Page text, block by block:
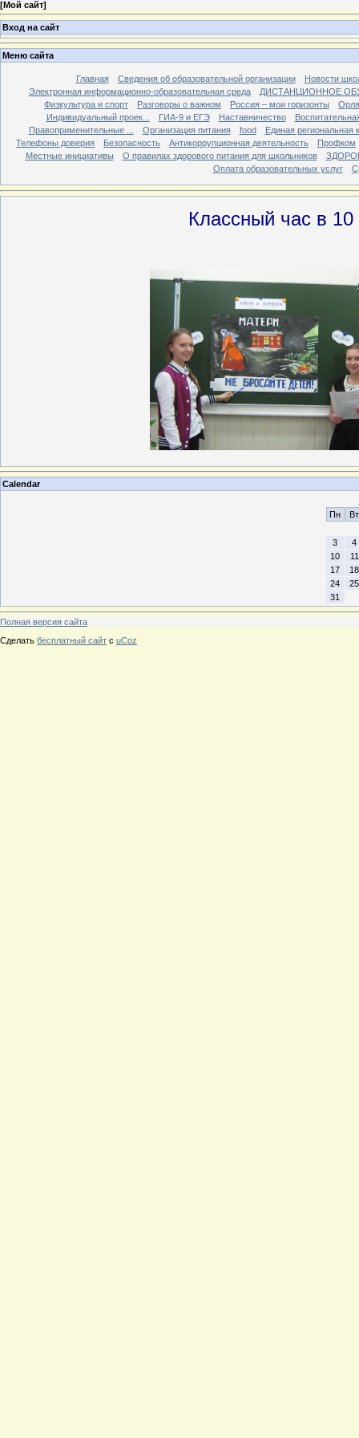
[Мой сайт]
Вход на сайт
Меню сайта
Главная Сведения об образовательной организации
Новости
Электронная информационно-образовательная среда
ДИСТАНЦИОННОЕ
Физкультура и спорт
Разговоры о важном Россия – мои горизонты
Индивидуальный проек...
ГИА-9 и ЕГЭ Наставничество
Правоприменительные ...
Организация питания food
Единая региональная
Телефоны доверия
Безопасность Антикоррупционная деятельность
Профком
Местные инициативы
О правилах здорового питания для школьников
Оплата образовательных услуг
Классный час в
Calendar
Пн
Вт
3
4
10
11
17
18
24
25
31
Полная версия сайта
Сделать бесплатный сайт с uCoz